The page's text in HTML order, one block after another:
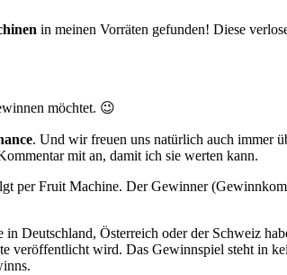
in meinen Vorräten gefunden! Diese
möchtet. 😉
. Und wir freuen uns natürlich auch immer
mit an, damit ich sie werten kann.
per Fruit Machine. Der Gewinner
in Deutschland, Österreich oder der Schweiz
veröffentlicht wird. Das Gewinnspiel steht in